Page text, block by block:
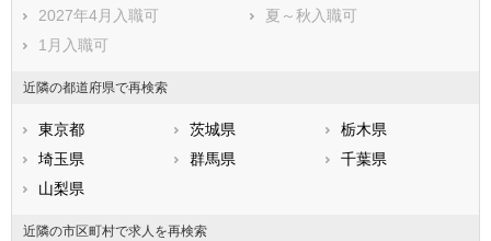
2027年4月入職可
夏～秋入職可
1月入職可
近隣の都道府県で再検索
東京都 茨城県
栃木県
埼玉県
群馬県
千葉県
山梨県
近隣の市区町村で求人を再検索